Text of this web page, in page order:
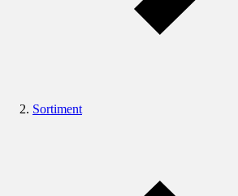
Sortiment